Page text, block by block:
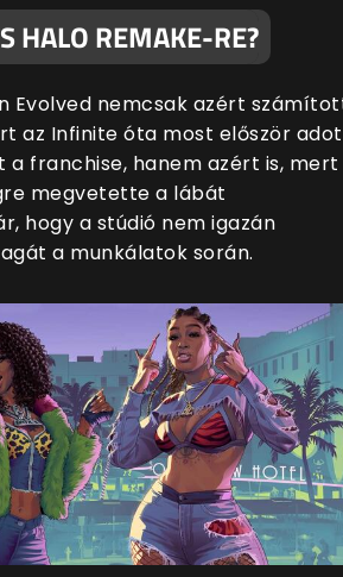
HALO REMAKE-RE?
Evolved nemcsak azért
az Infinite óta most először
franchise, hanem azért is, mert
megvetette a lábát
hogy a stúdió nem igazán
a munkálatok során.